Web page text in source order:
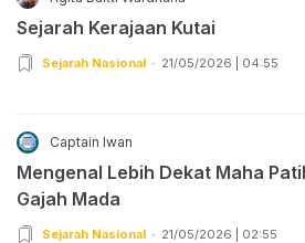
Sejarah Kerajaan Kutai
Sejarah Nasional 21/05/2026 | 04:55
Captain Iwan
Mengenal Lebih Dekat Maha
Gajah Mada
Sejarah Nasional 21/05/2026 | 02:55